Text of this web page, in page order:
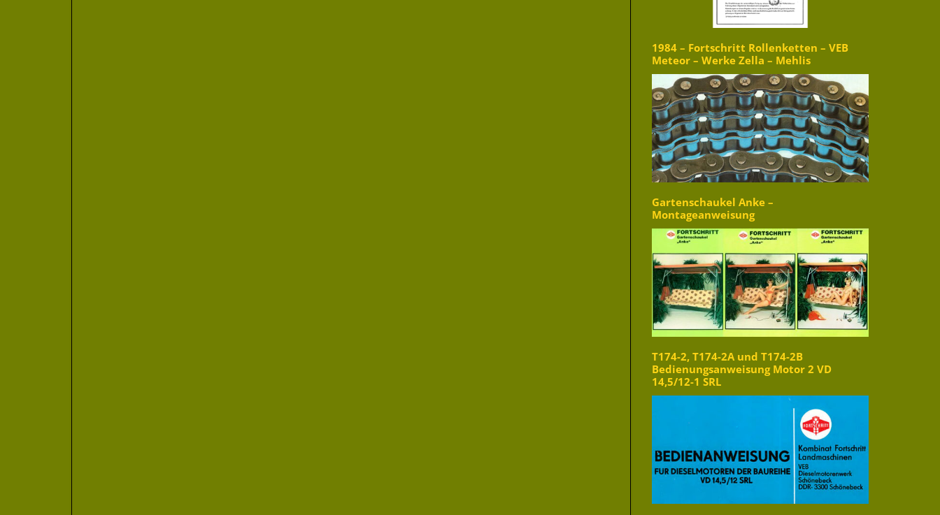
1984 – Fortschritt Rollenketten – VEB
Meteor – Werke Zella – Mehlis
Gartenschaukel Anke –
Montageanweisung
T174-2, T174-2A und T174-2B
Bedienungsanweisung Motor 2 VD
14,5/12-1 SRL